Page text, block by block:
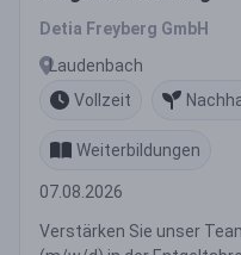
Detia Freyberg GmbH
Laudenbach
Vollzeit
Weiterbildungen
07.08.2026
Verstärken Sie unser